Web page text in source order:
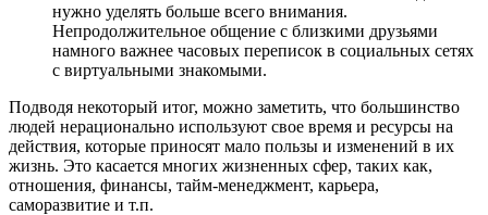
нужно уделять больше всего внимания.
Непродолжительное общение с близкими друзьями
намного важнее часовых переписок в социальных сетях
с виртуальными знакомыми.
Подводя некоторый итог, можно заметить, что большинство
людей нерационально используют свое время и ресурсы на
действия, которые приносят мало пользы и изменений в их
жизнь. Это касается многих жизненных сфер, таких как,
отношения, финансы, тайм-менеджмент, карьера,
саморазвитие и т.п.